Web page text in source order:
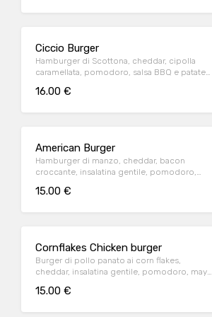
Ciccio Burger
Hamburger di Scottona, cheddar, cipolla
caramellata, pomodoro, salsa BBQ e patate
16.00 €
American Burger
Hamburger di manzo, cheddar, bacon
croccante, insalatina gentile, pomodoro,
15.00 €
Cornflakes Chicken burger
Burger di pollo panato ai corn flakes,
cheddar, insalatina gentile, pomodoro, mayo
15.00 €